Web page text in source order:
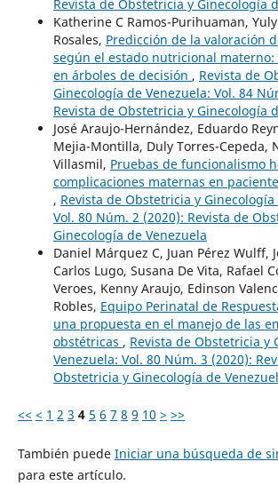
Revista de Obstetricia y Ginecología
Katherine C Ramos-Purihuaman,
Rosales, Predicción de la valoración
según el estado nutricional materno:
en árboles de decisión , Revista de
Ginecología de Venezuela: Vol. 84
Revista de Obstetricia y Ginecología
José Araujo-Hernández, Eduardo
Mejia-Montilla, Duly Torres-Cepeda,
Villasmil, Pruebas de funcionalismo
complicaciones maternas en
, Revista de Obstetricia y Ginecología
Vol. 80 Núm. 2 (2020): Revista de
Ginecología de Venezuela
Daniel Márquez C, Juan Pérez Wulff,
Carlos Lugo, Susana De Vita, Rafael
Veroes, Kenny Araujo, Edinson
Robles, Equipo Perinatal de
una propuesta en el manejo de las
obstétricas , Revista de Obstetricia y
Venezuela: Vol. 80 Núm. 3 (2020):
Obstetricia y Ginecología de
<< < 1 2 3 4 5 6 7 8 9 10 > >>
También puede Iniciar una búsqueda de
para este artículo.